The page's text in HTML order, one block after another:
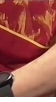
María
tras volver a
descansarpara
aAntena 3
claro el
la medalla
la doble